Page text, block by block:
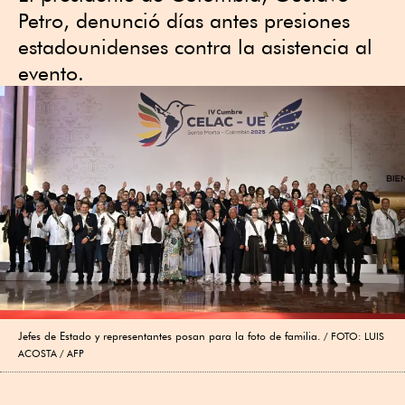
Petro, denunció días antes presiones
estadounidenses contra la asistencia al
evento.
Jefes de Estado y representantes posan para la foto de familia.
FOTO: LUIS
ACOSTA / AFP